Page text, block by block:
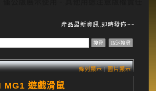
產品最新資訊,即時發佈~~~ ! ~~~
條列顯示|圖片顯示
遊戲滑鼠